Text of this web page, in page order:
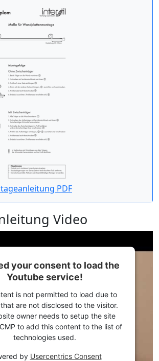
PDF
Video
your consent to load the
Youtube service!
is not permitted to load due to
are not disclosed to the visitor.
owner needs to setup the site
to add this content to the list of
technologies used.
by Usercentrics Consent